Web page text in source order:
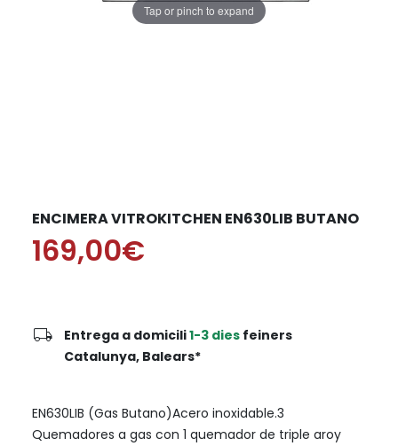
Tap or pinch to expand
ENCIMERA VITROKITCHEN EN630LIB BUTANO
169,00€
local_shipping Entrega a domicili1-3 dies feiners
Catalunya, Balears*
EN630LIB (Gas Butano)Acero inoxidable.3
Quemadores a gas con 1 quemador de triple aroy